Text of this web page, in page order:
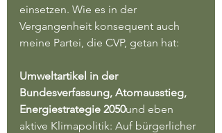
einsetzen. Wie es in der
Vergangenheit konsequent auch
meine Partei, die CVP, getan hat:
Umweltartikel in der
Bundesverfassung, Atomausstieg,
Energiestrategie 2050und eben
aktive Klimapolitik: Auf bürgerlicher